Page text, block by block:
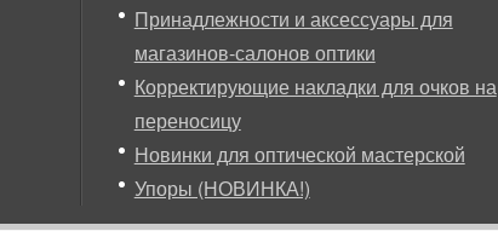
Принадлежности и аксессуары для
магазинов-салонов оптики
Корректирующие накладки для очков на
переносицу
Новинки для оптической мастерской
Упоры (НОВИНКА!)